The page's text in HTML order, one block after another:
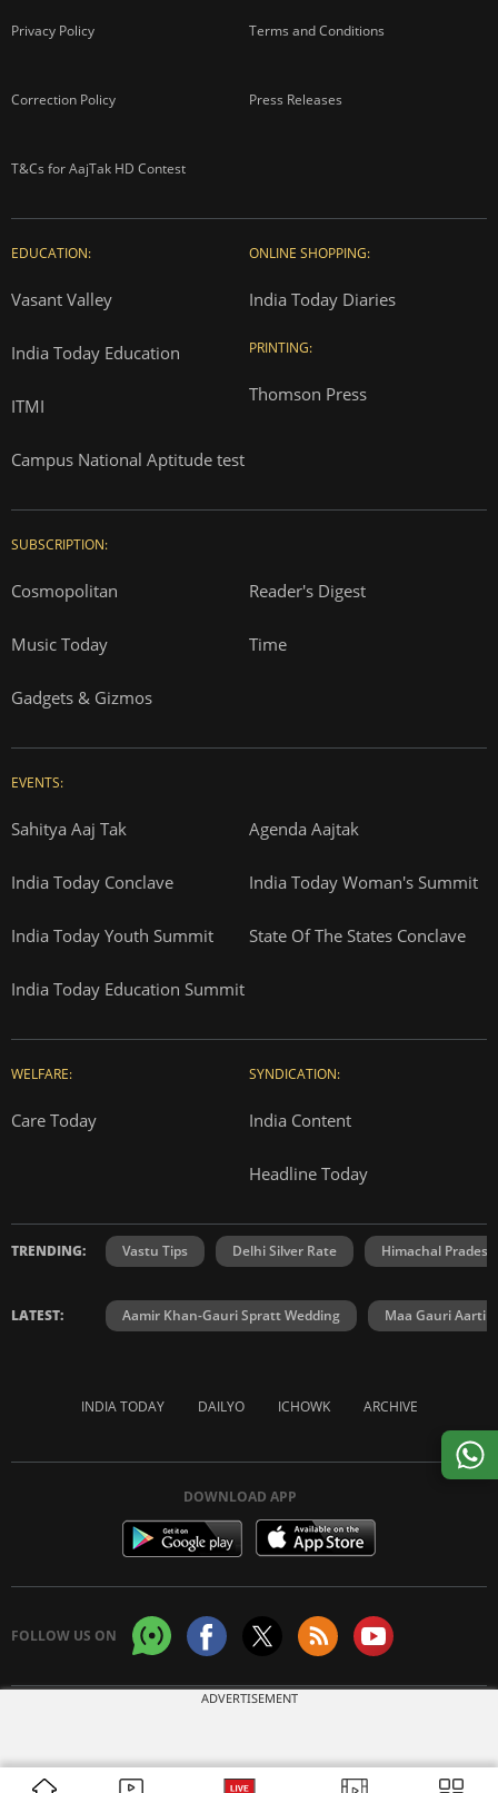
Privacy Policy Terms and Conditions
Correction Policy Press Releases
T&Cs for AajTak HD Contest
EDUCATION:
Vasant Valley
India Today Education
ITMI
Campus National Aptitude test
ONLINE SHOPPING:
India Today Diaries
PRINTING:
Thomson Press
SUBSCRIPTION:
Cosmopolitan Reader's Digest
Music Today Time
Gadgets & Gizmos
EVENTS:
Sahitya Aaj Tak Agenda Aajtak
India Today Conclave India Today Woman's Summit
India Today Youth Summit State Of The States Conclave
India Today Education Summit
WELFARE:
Care Today
SYNDICATION:
India Content
Headline Today
TRENDING: Vastu Tips Delhi Silver Rate Himachal
LATEST: Aamir Khan-Gauri Spratt Wedding Maa Gauri Aarti
INDIA TODAY DAILYO ICHOWK ARCHIVE
DOWNLOAD APP
FOLLOW US ON
ADVERTISEMENT